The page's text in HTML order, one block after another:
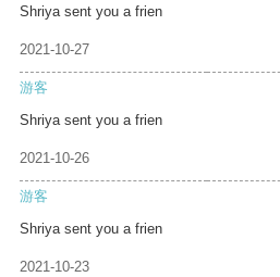
Shriya sent you a frien
2021-10-27
游客
Shriya sent you a frien
2021-10-26
游客
Shriya sent you a frien
2021-10-23